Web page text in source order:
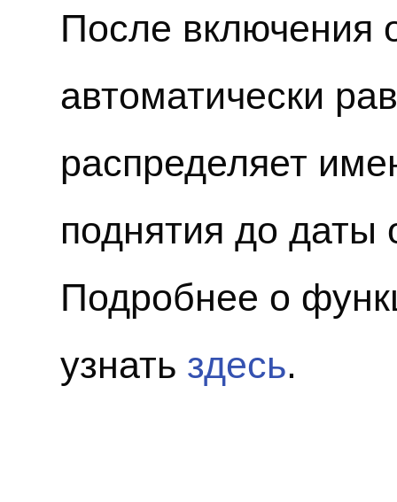
После включения
автоматически
распределяет
поднятия до
Подробнее о
узнать здесь.